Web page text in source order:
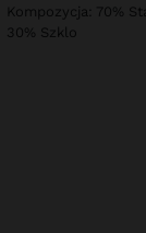
Kompozycja: 70%
30% Szklo